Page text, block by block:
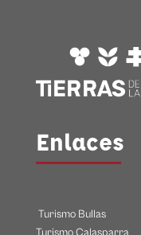
Enlaces
Turismo Bullas
Turismo Calasparra